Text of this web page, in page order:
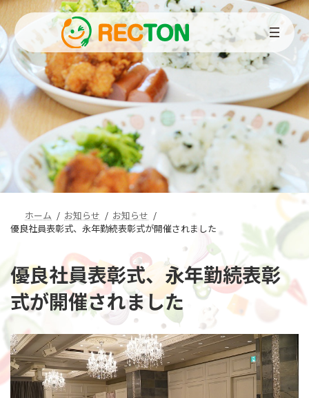
コ
ン
テ
ン
ツ
ス
キ
ッ
プ
ナ
ビ
ゲ
ー
シ
ン
に
移
動
ホーム お知らせ
お知らせ
優良社員表彰式、永年勤続表彰式が開催されました
優良社員表彰式、永年勤続表彰
式が開催されました